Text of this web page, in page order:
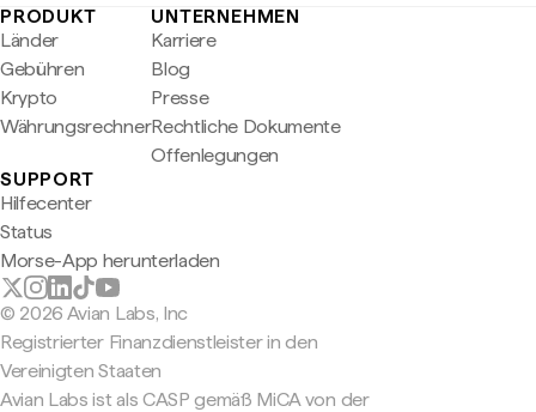
PRODUKT
Länder
Gebühren
Krypto
Währungsrechner
UNTERNEHMEN
Karriere
Blog
Presse
Rechtliche Dokumente
Offenlegungen
SUPPORT
Hilfecenter
Status
Morse-App herunterladen
© 2026 Avian Labs, Inc
Registrierter Finanzdienstleister in den
Vereinigten Staaten
Avian Labs ist als CASP gemäß MiCA von der